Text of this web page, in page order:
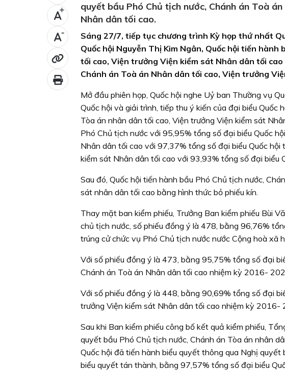
+
-
quyết bầu Phó Chủ tịch nước, Chánh án Toà
Nhân dân tối cao.
Sáng 27/7, tiếp tục chương trình Kỳ họp thứ nhất
Quốc hội Nguyễn Thị Kim Ngân, Quốc hội tiến
tối cao, Viện trưởng Viện kiểm sát Nhân dân tối
Chánh án Toà án Nhân dân tối cao, Viện trưởng
Mở đầu phiên họp, Quốc hội nghe Uỷ ban Thường vụ
Quốc hội và giải trình, tiếp thu ý kiến của đại biểu Quốc
Tòa án nhân dân tối cao, Viện trưởng Viện kiểm sát
Phó Chủ tịch nước với 95,95% tổng số đại biểu Quốc
Nhân dân tối cao với 97,37% tổng số đại biểu Quốc
kiểm sát Nhân dân tối cao với 93,93% tổng số đại biểu
Sau đó, Quốc hội tiến hành bầu Phó Chủ tịch nước,
sát nhân dân tối cao bằng hình thức bỏ phiếu kín.
Thay mặt ban kiểm phiếu, Trưởng Ban kiểm phiếu Bùi
chủ tịch nước, số phiếu đồng ý là 478, bằng 96,76%
trúng cử chức vụ Phó Chủ tịch nước nước Cộng hoà
Với số phiếu đồng ý là 473, bằng 95,75% tổng số đại
Chánh án Toà án Nhân dân tối cao nhiệm kỳ 2016-
Với số phiếu đồng ý là 448, bằng 90,69% tổng số đại
trưởng Viện kiểm sát Nhân dân tối cao nhiệm kỳ 2016-
Sau khi Ban kiểm phiếu công bố kết quả kiểm phiếu,
quyết bầu Phó Chủ tịch nước, Chánh án Tòa án nhân
Quốc hội đã tiến hành biểu quyết thông qua Nghị
biểu quyết tán thành, bằng 97,57% tổng số đại biểu